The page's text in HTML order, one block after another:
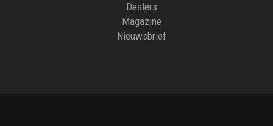
Dealers
Magazine
Nieuwsbrief